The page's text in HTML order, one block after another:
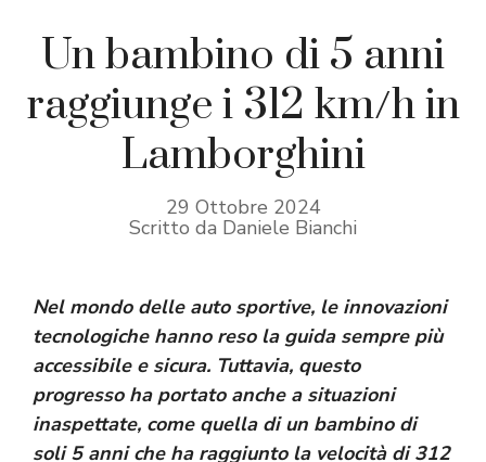
Un bambino di 5 anni
raggiunge i 312 km/h in
Lamborghini
29 Ottobre 2024
Scritto da Daniele Bianchi
Nel mondo delle auto sportive, le innovazioni
tecnologiche hanno reso la guida sempre più
accessibile e sicura. Tuttavia, questo
progresso ha portato anche a situazioni
inaspettate, come quella di un bambino di
soli 5 anni che ha raggiunto la velocità di 312